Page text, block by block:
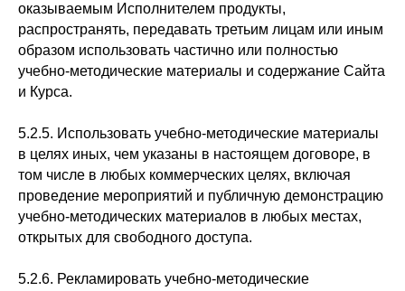
оказываемым Исполнителем продукты,
распространять, передавать третьим лицам или иным
образом использовать частично или полностью
учебно-методические материалы и содержание Сайта
и Курса.
5.2.5. Использовать учебно-методические материалы
в целях иных, чем указаны в настоящем договоре, в
том числе в любых коммерческих целях, включая
проведение мероприятий и публичную демонстрацию
учебно-методических материалов в любых местах,
открытых для свободного доступа.
5.2.6. Рекламировать учебно-методические